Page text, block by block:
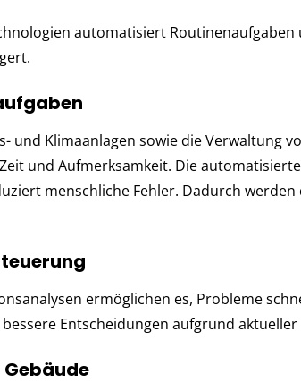
automatisiert Routinenaufgaben
und Klimaanlagen sowie die Verwaltung
und Aufmerksamkeit. Die
menschliche Fehler. Dadurch
ermöglichen es, Probleme
Entscheidungen aufgrund